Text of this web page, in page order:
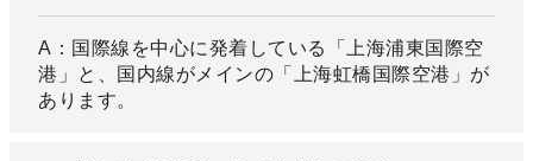
A：国際線を中心に発着している「上海浦東国際空
港」と、国内線がメインの「上海虹橋国際空港」が
あります。